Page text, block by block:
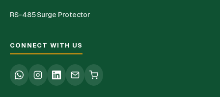
RS-485 Surge Protector
CONNECT WITH US